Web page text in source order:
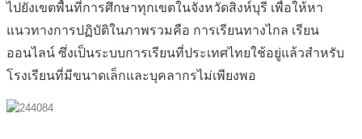
ไปยังเขตพื้นที่การศึกษาทุกเขตในจังหวัดสิงห์บุรี เพื่อให้หา
แนวทางการปฏิบัติในภาพรวมคือ การเรียนทางไกล เรียน
ออนไลน์ ซึ่งเป็นระบบการเรียนที่ประเทศไทยใช้อยู่แล้วสำหรับ
โรงเรียนที่มีขนาดเล็กและบุคลากรไม่เพียงพอ